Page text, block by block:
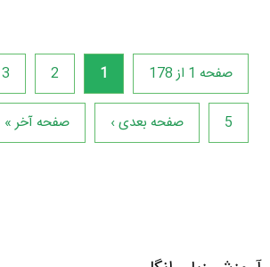
صفحه 1 از 178 1
2
3
5 صفحه بعدی › صفحه آخر »